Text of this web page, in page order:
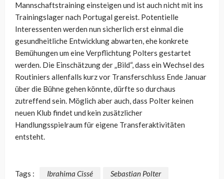
Mannschaftstraining einsteigen und ist auch nicht mit ins
Trainingslager nach Portugal gereist. Potentielle
Interessenten werden nun sicherlich erst einmal die
gesundheitliche Entwicklung abwarten, ehe konkrete
Bemühungen um eine Verpflichtung Polters gestartet
werden. Die Einschätzung der „Bild“, dass ein Wechsel des
Routiniers allenfalls kurz vor Transferschluss Ende Januar
über die Bühne gehen könnte, dürfte so durchaus
zutreffend sein. Möglich aber auch, dass Polter keinen
neuen Klub findet und kein zusätzlicher
Handlungsspielraum für eigene Transferaktivitäten
entsteht.
Tags : Ibrahima Cissé Sebastian Polter